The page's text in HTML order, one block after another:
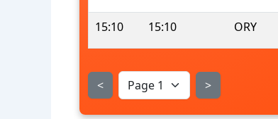
15:10 15:10 ORY
< >